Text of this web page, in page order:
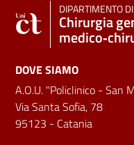
DIPARTIMENTO DI
Chirurgia
DOVE SIAMO
A.O.U. "Policlinico - San
Via Santa Sofia, 78
95123 - Catania